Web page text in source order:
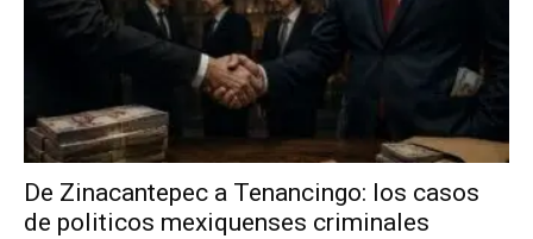
De Zinacantepec a Tenancingo: los casos
de politicos mexiquenses criminales